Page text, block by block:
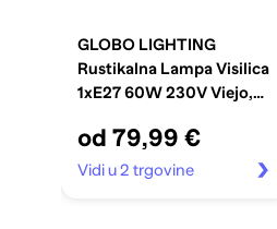
GLOBO LIGHTING
Rustikalna Lampa Visilica
1xE27 60W 230V Viejo,
od 79,99 €
Vidi u 2 trgovine